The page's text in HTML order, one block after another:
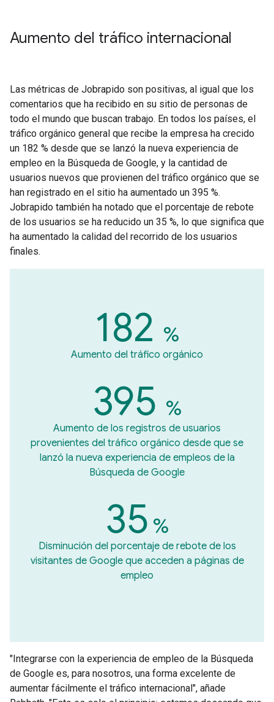
Aumento del tráfico internacional
Las métricas de Jobrapido son positivas, al igual que los
comentarios que ha recibido en su sitio de personas de
todo el mundo que buscan trabajo. En todos los países, el
tráfico orgánico general que recibe la empresa ha crecido
un 182 % desde que se lanzó la nueva experiencia de
empleo en la Búsqueda de Google, y la cantidad de
usuarios nuevos que provienen del tráfico orgánico que se
han registrado en el sitio ha aumentado un 395 %.
Jobrapido también ha notado que el porcentaje de rebote
de los usuarios se ha reducido un 35 %, lo que significa que
ha aumentado la calidad del recorrido de los usuarios
finales.
182 %
Aumento del tráfico orgánico
395 %
Aumento de los registros de usuarios
provenientes del tráfico orgánico desde que se
lanzó la nueva experiencia de empleos de la
Búsqueda de Google
35 %
Disminución del porcentaje de rebote de los
visitantes de Google que acceden a páginas de
empleo
"Integrarse con la experiencia de empleo de la Búsqueda
de Google es, para nosotros, una forma excelente de
aumentar fácilmente el tráfico internacional", añade